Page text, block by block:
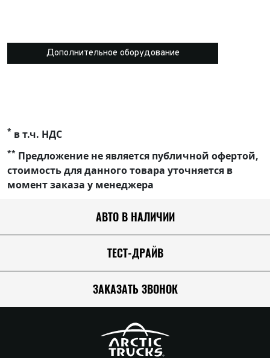
Дополнительное оборудование
* в т.ч. НДС
** Предложение не является публичной офертой,
стоимость для данного товара уточняется в
момент заказа у менеджера
АВТО В НАЛИЧИИ
ТЕСТ-ДРАЙВ
ЗАКАЗАТЬ ЗВОНОК